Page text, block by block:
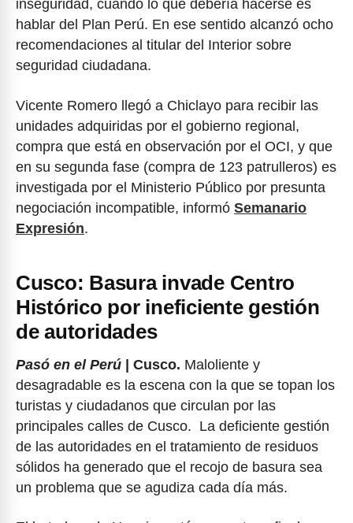
inseguridad, cuando lo que debería hacerse es
hablar del Plan Perú. En ese sentido alcanzó ocho
recomendaciones al titular del Interior sobre
seguridad ciudadana.
Vicente Romero llegó a Chiclayo para recibir las
unidades adquiridas por el gobierno regional,
compra que está en observación por el OCI, y que
en su segunda fase (compra de 123 patrulleros) es
investigada por el Ministerio Público por presunta
negociación incompatible, informó Semanario
Expresión.
Cusco: Basura invade Centro
Histórico por ineficiente gestión
de autoridades
Pasó en el Perú | Cusco. Maloliente y
desagradable es la escena con la que se topan los
turistas y ciudadanos que circulan por las
principales calles de Cusco. La deficiente gestión
de las autoridades en el tratamiento de residuos
sólidos ha generado que el recojo de basura sea
un problema que se agudiza cada día más.